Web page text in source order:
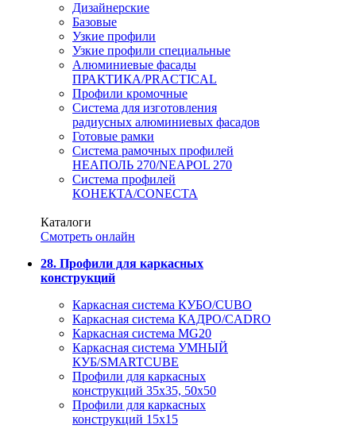
Дизайнерские
Базовые
Узкие профили
Узкие профили специальные
Алюминиевые фасады
ПРАКТИКА/PRACTICAL
Профили кромочные
Система для изготовления
радиусных алюминиевых фасадов
Готовые рамки
Система рамочных профилей
НЕАПОЛЬ 270/NEAPOL 270
Система профилей
КОНЕКТА/CONECTA
Каталоги
Смотреть онлайн
28. Профили для каркасных
конструкций
Каркасная система КУБО/CUBO
Каркасная система КАДРО/CADRO
Каркасная система MG20
Каркасная система УМНЫЙ
КУБ/SMARTCUBE
Профили для каркасных
конструкций 35x35, 50x50
Профили для каркасных
конструкций 15х15